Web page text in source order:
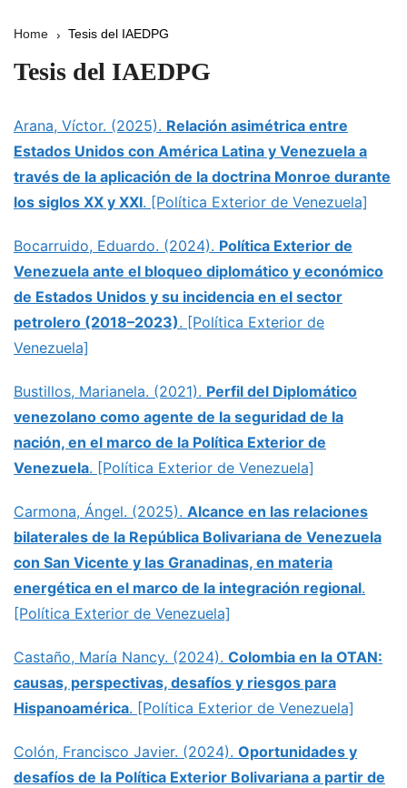
Home Tesis del IAEDPG
Tesis del IAEDPG
Arana, Víctor. (2025). Relación asimétrica entre
Estados Unidos con América Latina y Venezuela a
través de la aplicación de la doctrina Monroe durante
los siglos XX y XXI. [Política Exterior de Venezuela]
Bocarruido, Eduardo. (2024). Política Exterior de
Venezuela ante el bloqueo diplomático y económico
de Estados Unidos y su incidencia en el sector
petrolero (2018–2023). [Política Exterior de
Venezuela]
Bustillos, Marianela. (2021). Perfil del Diplomático
venezolano como agente de la seguridad de la
nación, en el marco de la Política Exterior de
Venezuela. [Política Exterior de Venezuela]
Carmona, Ángel. (2025). Alcance en las relaciones
bilaterales de la República Bolivariana de Venezuela
con San Vicente y las Granadinas, en materia
energética en el marco de la integración regional.
[Política Exterior de Venezuela]
Castaño, María Nancy. (2024). Colombia en la OTAN:
causas, perspectivas, desafíos y riesgos para
Hispanoamérica. [Política Exterior de Venezuela]
Colón, Francisco Javier. (2024). Oportunidades y
desafíos de la Política Exterior Bolivariana a partir de